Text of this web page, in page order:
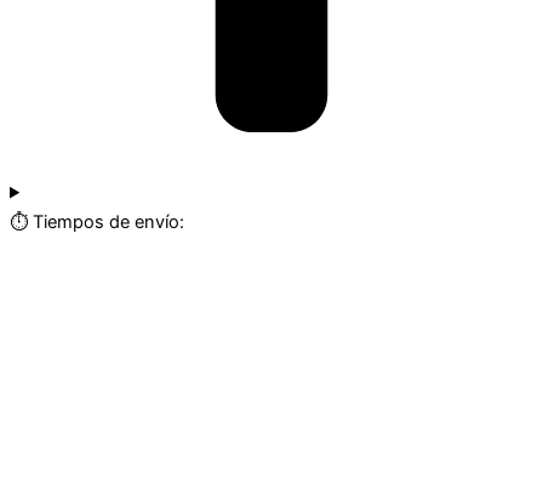
⏱️ Tiempos de envío: